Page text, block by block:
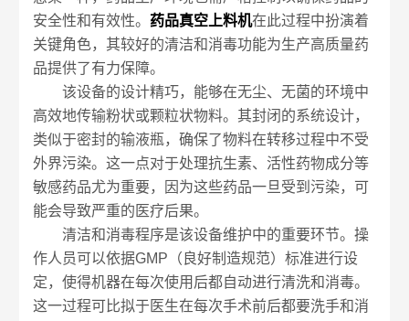
安全性和有效性。 药品真空上料机在此过程中扮演着
关键角色，其较好的清洁和消毒功能为生产高质量药
品提供了有力保障。
该设备的设计精巧，能够在无尘、无菌的环境中
高效地传输粉状或颗粒状物料。其封闭的系统设计，
类似于密封的输液瓶，确保了物料在转移过程中不受
外界污染。这一点对于处理抗生素、活性药物成分等
敏感药品尤为重要，因为这些药品一旦受到污染，可
能会导致严重的医疗后果。
清洁和消毒程序是该设备维护中的重要环节。操
作人员可以依据GMP（良好制造规范）标准进行设
定，使得机器在每次使用后都自动进行清洗和消毒。
这一过程可比拟于医生在每次手术前后都要洗手和消